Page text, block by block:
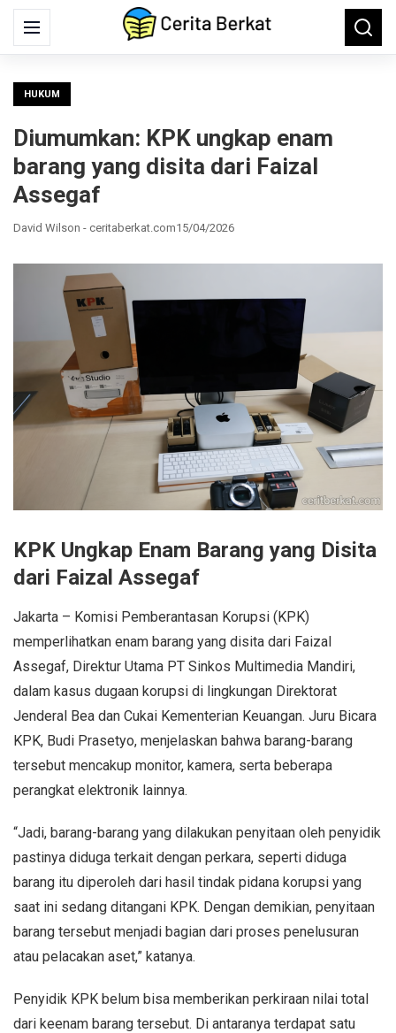
Menu
Search
for:
HUKUM
Diumumkan: KPK ungkap enam
barang yang disita dari Faizal
Assegaf
David Wilson - ceritaberkat.com15/04/2026
KPK Ungkap Enam Barang yang Disita
dari Faizal Assegaf
Jakarta – Komisi Pemberantasan Korupsi (KPK)
memperlihatkan enam barang yang disita dari Faizal
Assegaf, Direktur Utama PT Sinkos Multimedia Mandiri,
dalam kasus dugaan korupsi di lingkungan Direktorat
Jenderal Bea dan Cukai Kementerian Keuangan. Juru Bicara
KPK, Budi Prasetyo, menjelaskan bahwa barang-barang
tersebut mencakup monitor, kamera, serta beberapa
perangkat elektronik lainnya.
“Jadi, barang-barang yang dilakukan penyitaan oleh penyidik
pastinya diduga terkait dengan perkara, seperti diduga
barang itu diperoleh dari hasil tindak pidana korupsi yang
saat ini sedang ditangani KPK. Dengan demikian, penyitaan
barang tersebut menjadi bagian dari proses penelusuran
atau pelacakan aset,” katanya.
Penyidik KPK belum bisa memberikan perkiraan nilai total
dari keenam barang tersebut. Di antaranya terdapat satu